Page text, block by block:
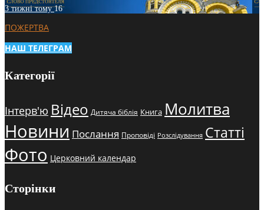
3 тижні тому16
ПОЖЕРТВА
НАШ ТЕЛЕГРАМ
Категорії
Інтерв'ю Відео Дитяча біблія Книга Молитва
Новини Послання Проповіді Розслідування Статті
Фото Церковний календар
Сторінки